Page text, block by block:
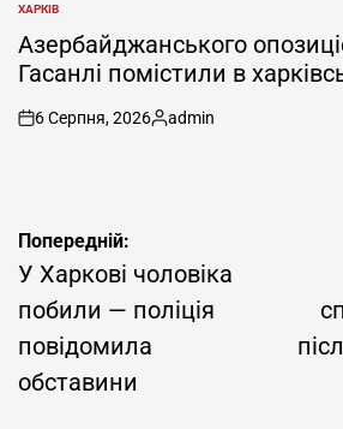
ОПУБЛІКУВАТИ
ХАРКІВ
Азербайджанського
Гасанлі помістили в
on
6 Серпня, 2026
Опубліковано
admin
Навігація
записів
Попередній:
У Харкові чоловіка
побили — поліція
повідомила
обставини